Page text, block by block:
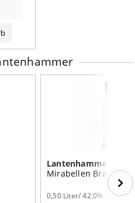
Lantenhammer
Mirabellen Brand
0,50 Liter/ 42.0% vol